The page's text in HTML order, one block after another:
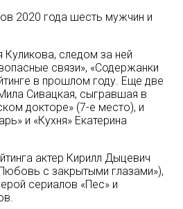
2020 года шесть мужчин и
Куликова, следом за ней
связи», «Содержанки
в прошлом году. Еще две
Сивацкая, сыгравшая в
докторе» (7-е место), и
и «Кухня» Екатерина
актер Кирилл Дыцевич
с закрытыми глазами»),
сериалов «Пес» и